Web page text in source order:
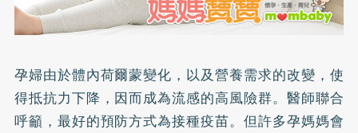
孕婦由於體內荷爾蒙變化，以及營養需求的改變，使
得抵抗力下降，因而成為流感的高風險群。醫師聯合
呼籲，最好的預防方式為接種疫苗。但許多孕媽媽會